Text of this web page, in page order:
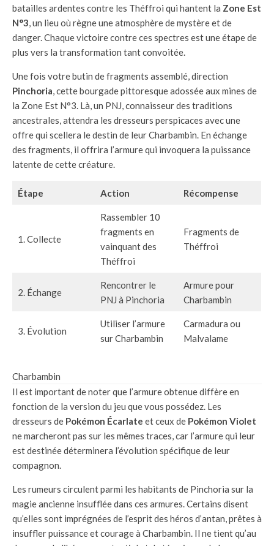
batailles ardentes contre les Théffroi qui hantent la Zone Est
N°3, un lieu où règne une atmosphère de mystère et de
danger. Chaque victoire contre ces spectres est une étape de
plus vers la transformation tant convoitée.
Une fois votre butin de fragments assemblé, direction
Pinchoria, cette bourgade pittoresque adossée aux mines de
la Zone Est N°3. Là, un PNJ, connaisseur des traditions
ancestrales, attendra les dresseurs perspicaces avec une
offre qui scellera le destin de leur Charbambin. En échange
des fragments, il offrira l’armure qui invoquera la puissance
latente de cette créature.
Étape Action Récompense
1. Collecte
Rassembler 10
fragments en
vainquant des
Théffroi
Fragments de
Théffroi
2. Échange
Rencontrer le
PNJ à Pinchoria
Armure pour
Charbambin
3. Évolution
Utiliser l’armure
sur Charbambin
Carmadura ou
Malvalame
Charbambin
Il est important de noter que l’armure obtenue diffère en
fonction de la version du jeu que vous possédez. Les
dresseurs de Pokémon Écarlate et ceux de Pokémon Violet
ne marcheront pas sur les mêmes traces, car l’armure qui leur
est destinée déterminera l’évolution spécifique de leur
compagnon.
Les rumeurs circulent parmi les habitants de Pinchoria sur la
magie ancienne insufflée dans ces armures. Certains disent
qu’elles sont imprégnées de l’esprit des héros d’antan, prêtes à
insuffler puissance et courage à Charbambin. Il ne tient qu’au